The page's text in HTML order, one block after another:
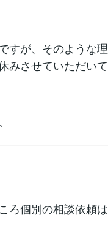
すが、そのような理
みさせていただいて
ろ個別の相談依頼は